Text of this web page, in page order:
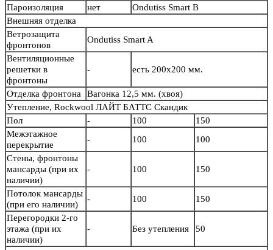
Пароизоляция нет
Ondutiss Smart B
Внешняя отделка
Ветрозащита
фронтонов
Ondutiss Smart A
Вентиляционные
решетки в
фронтоны
- есть 200х200 мм.
Отделка фронтона
Вагонка 12,5 мм. (хвоя)
Утепление, Rockwool ЛАЙТ БАТТС Скандик
Пол
- 100
150
Межэтажное
перекрытие
- 100
100
Стены, фронтоны
мансарды (при их
наличии)
- 100 150
Потолок мансарды
(при его наличии)
- 100
150
Перегородки 2-го
этажа (при их
наличии)
- Без утепления 50